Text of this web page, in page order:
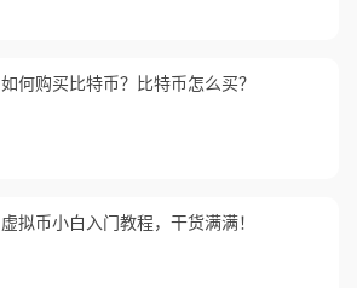
如何购买比特币？比特币怎么买？
虚拟币小白入门教程，干货满满！